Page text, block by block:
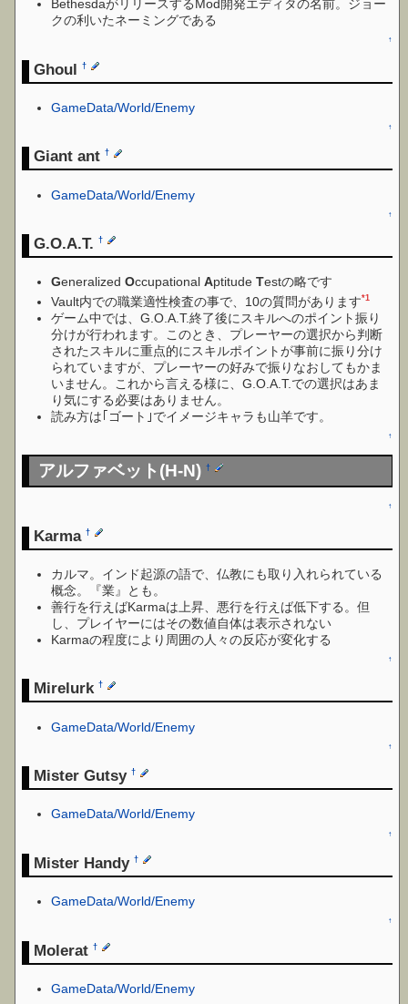
BethesdaがリリースするMod開発エディタの名前。ジョー
クの利いたネーミングである
↑
Ghoul†
GameData/World/Enemy
↑
Giant ant†
GameData/World/Enemy
↑
G.O.A.T.†
GeneralizedOccupationalAptitudeTestの略です
Vault内での職業適性検査の事で、10の質問があります*1
ゲーム中では、G.O.A.T.終了後にスキルへのポイント振り
分けが行われます。このとき、プレーヤーの選択から判断
されたスキルに重点的にスキルポイントが事前に振り分け
られていますが、プレーヤーの好みで振りなおしてもかま
いません。これから言える様に、G.O.A.T.での選択はあま
り気にする必要はありません。
読み方は｢ゴート｣でイメージキャラも山羊です。
↑
アルファベット(H-N)†
↑
Karma†
カルマ。インド起源の語で、仏教にも取り入れられている
概念。『業』とも。
善行を行えばKarmaは上昇、悪行を行えば低下する。但
し、プレイヤーにはその数値自体は表示されない
Karmaの程度により周囲の人々の反応が変化する
↑
Mirelurk†
GameData/World/Enemy
↑
Mister Gutsy†
GameData/World/Enemy
↑
Mister Handy†
GameData/World/Enemy
↑
Molerat†
GameData/World/Enemy